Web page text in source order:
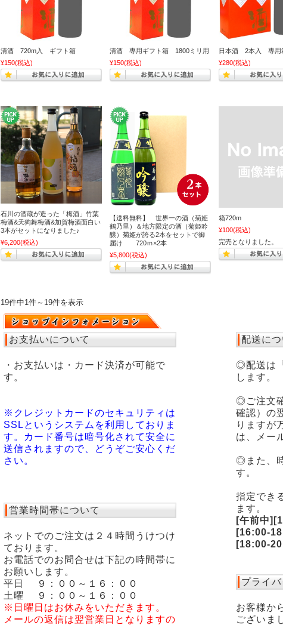
清酒 720m入 ギフト箱
¥150(税込)
清酒 専用ギフト箱 1800ミリ用
¥150(税込)
日本酒 2本入 専用
¥280(税込)
石川の酒蔵が造った「梅酒」竹葉
梅酒&天狗舞梅酒&加賀梅酒面白い
3本がセットになりました♪
¥6,200(税込)
【送料無料】 世界一の酒（菊姫
鶴乃里）＆地方限定の酒（菊姫吟
醸）菊姫が誇る2本をセットで御
届け 720ｍ×2本
¥5,800(税込)
箱720m
¥100(税込)
完売となりました。
19件中1件～19件を表示
お支払いについて
・お支払いは・カード決済が可能で
す。
※クレジットカードのセキュリティは
SSLというシステムを利用しておりま
す。カード番号は暗号化されて安全に
送信されますので、どうぞご安心くだ
さい。
営業時間帯について
ネットでのご注文は２４時間うけつけ
ております。
お電話でのお問合せは下記の時間帯に
お願いします。
平日 ９：００～１６：００
土曜 ９：００～１６：００
※日曜日はお休みをいただきます。
メールの返信は翌営業日となりますの
配送に
◎配送は
します。
◎ご注文
確認）の
りますが
は、メー
◎また、
す。
指定でき
ます。
[午前中
[16:00-
[18:00-
プライ
お客様か
ございま